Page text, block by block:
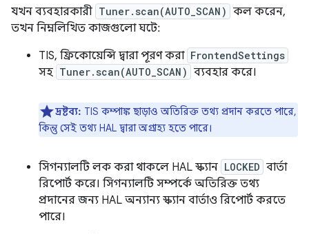
যখন ব্যবহারকারী Tuner.scan(AUTO_SCAN) কল করেন,
তখন নিম্নলিখিত কাজগুলো ঘটে:
TIS, ফ্রিকোয়েন্সি দ্বারা পূরণ করা FrontendSettings
সহ Tuner.scan(AUTO_SCAN) ব্যবহার করে।
দ্রষ্টব্য: TIS কম্পাঙ্ক ছাড়াও অতিরিক্ত তথ্য প্রদান করতে পারে,
কিন্তু সেই তথ্য HAL দ্বারা অগ্রাহ্য হতে পারে।
সিগন্যালটি লক করা থাকলে HAL স্ক্যান LOCKED বার্তা
রিপোর্ট করে। সিগন্যালটি সম্পর্কে অতিরিক্ত তথ্য
প্রদানের জন্য HAL অন্যান্য স্ক্যান বার্তাও রিপোর্ট করতে
পারে।